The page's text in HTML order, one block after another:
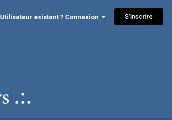
Utilisateur existant ? Connexion S’inscrire